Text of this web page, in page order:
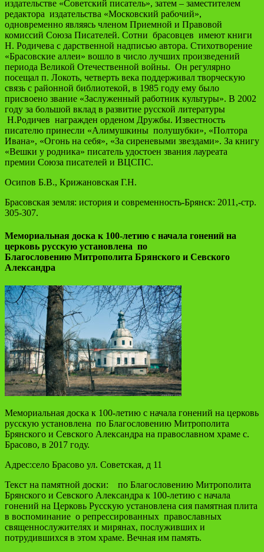
издательстве «Советский писатель», затем – заместителем
редактора издательства «Московский рабочий»,
одновременно являясь членом Приемной и Правовой
комиссий Союза Писателей. Сотни брасовцев имеют книги
Н. Родичева с дарственной надписью автора. Стихотворение
«Брасовские аллеи» вошло в число лучших произведений
периода Великой Отечественной войны. Он регулярно
посещал п. Локоть, четверть века поддерживал творческую
связь с районной библиотекой, в 1985 году ему было
присвоено звание «Заслуженный работник культуры». В 2002
году за большой вклад в развитие русской литературы
Н.Родичев награжден орденом Дружбы. Известность
писателю принесли «Алимушкины полушубки», «Полтора
Ивана», «Огонь на себя», «За сиреневыми звездами». За книгу
«Вешки у родника» писатель удостоен звания лауреата
премии Союза писателей и ВЦСПС.
Осипов Б.В., Крижановская Г.Н.
Брасовская земля: история и современность-Брянск: 2011,-стр.
305-307.
Мемориальная доска к 100-летию с начала гонений на
церковь русскую установлена по
Благословению Митрополита Брянского и Севского
Александра
Мемориальная доска к 100-летию с начала гонений на церковь
русскую установлена по Благословению Митрополита
Брянского и Севского Александра на православном храме с.
Брасово, в 2017 году.
Адрес:село Брасово ул. Советская, д 11
Текст на памятной доски: по Благословению Митрополита
Брянского и Севского Александра к 100-летию с начала
гонений на Церковь Русскую установлена сия памятная плита
в воспоминание о репрессированных православных
священнослужителях и мирянах, послуживших и
потрудившихся в этом храме. Вечная им память.